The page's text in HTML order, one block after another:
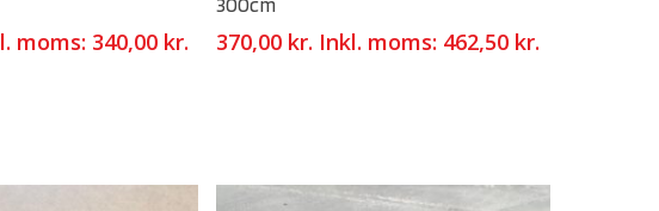
moms: 340,00 kr. 370,00 kr. Inkl. moms: 462,50 kr.